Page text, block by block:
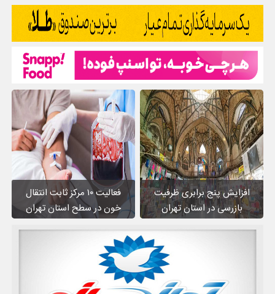
افزایش پنج برابری ظرفیت
بازرسی در استان تهران
فعالیت ۱۰ مرکز ثابت انتقال
خون در سطح استان تهران